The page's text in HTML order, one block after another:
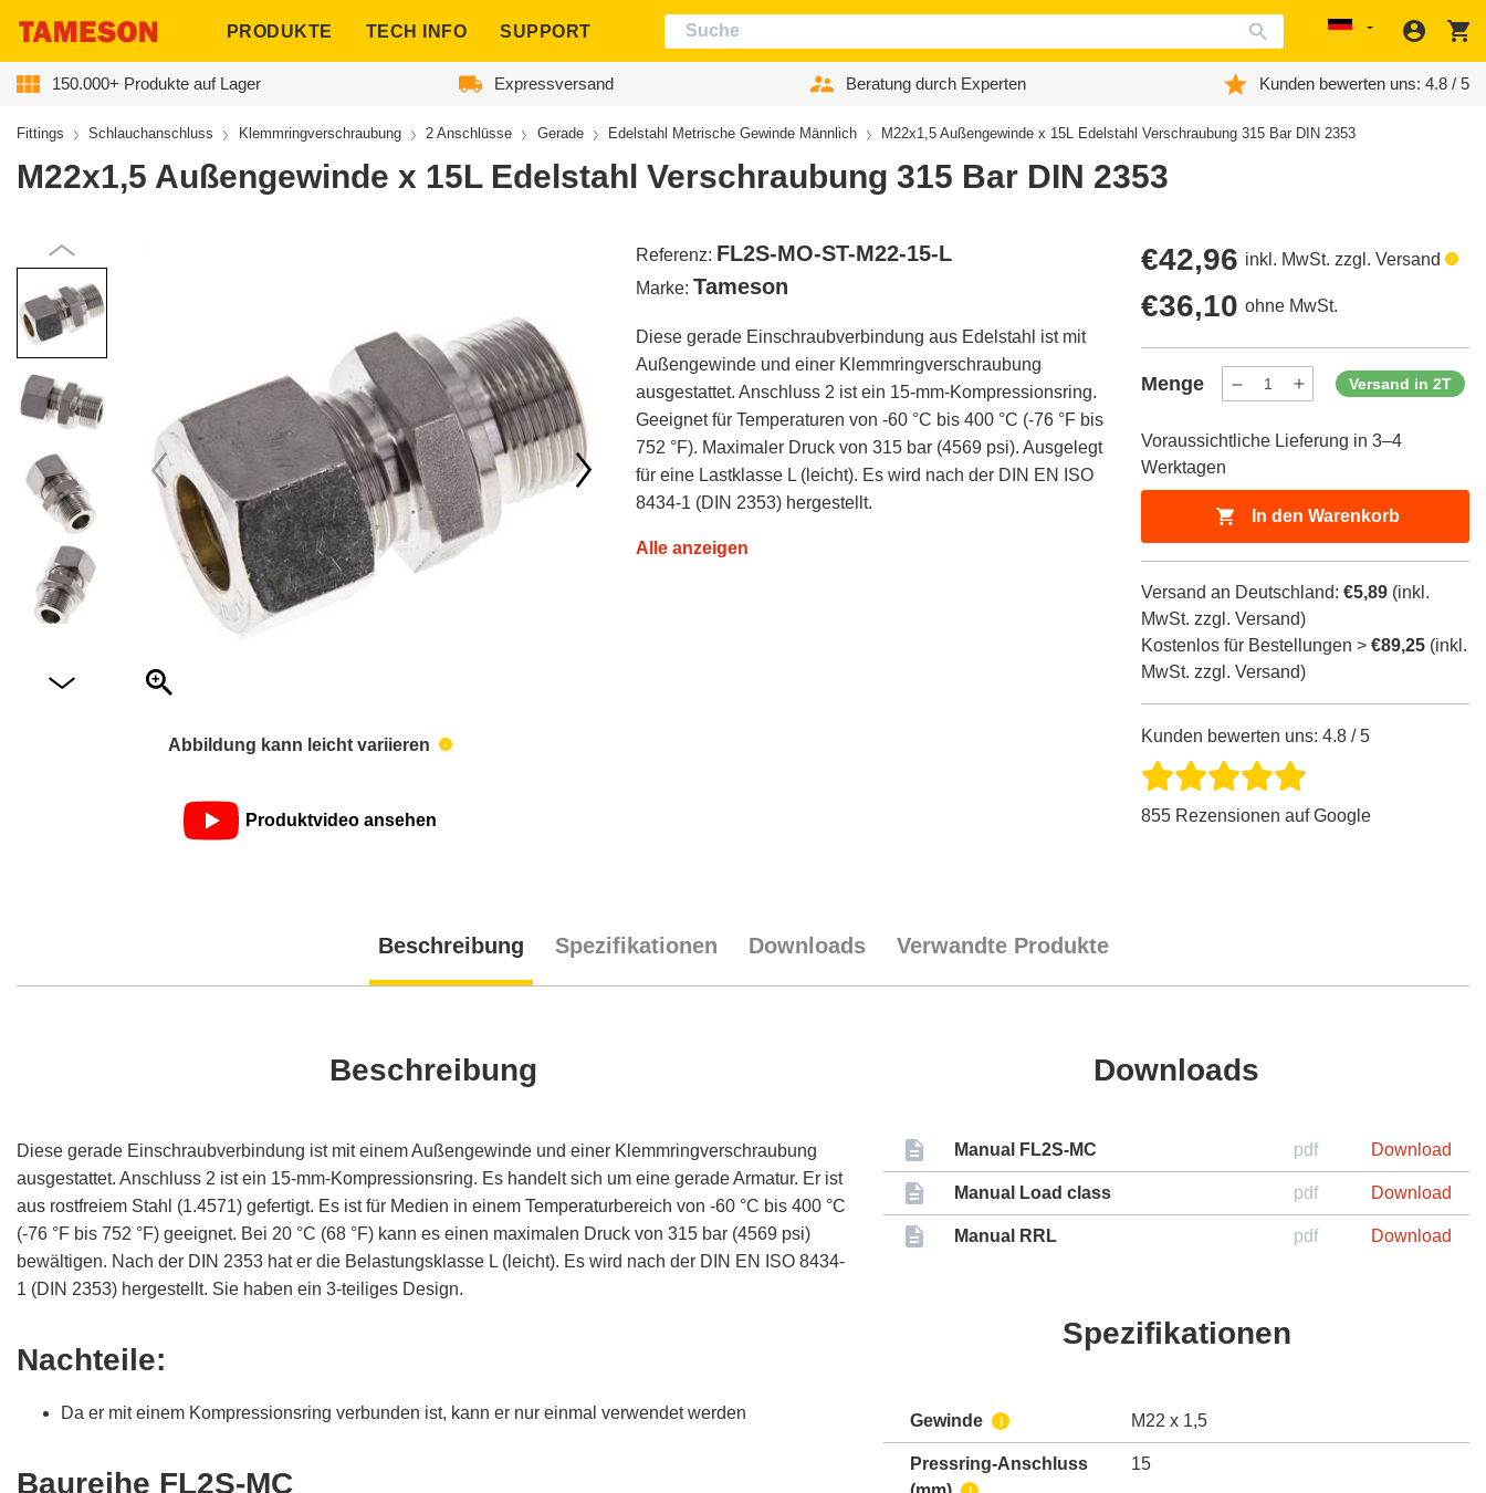
PRODUKTE TECH INFO SUPPORT Localization
150.000+ Produkte auf Lager Expressversand Beratung durch Experten Kunden bewerten uns: 4.8 / 5
Fittings Schlauchanschluss Klemmringverschraubung 2 Anschlüsse Gerade Edelstahl Metrische Gewinde Männlich M22x1,5 Außengewinde x 15L Edelstahl Verschraubung 315 Bar DIN 2353
M22x1,5 Außengewinde x 15L Edelstahl Verschraubung 315 Bar DIN 2353
Abbildung kann leicht variieren
Produktvideo ansehen
Referenz: FL2S-MO-ST-M22-15-L
Marke: Tameson
Diese gerade Einschraubverbindung aus Edelstahl ist mit
Außengewinde und einer Klemmringverschraubung
ausgestattet. Anschluss 2 ist ein 15-mm-Kompressionsring.
Geeignet für Temperaturen von -60 °C bis 400 °C (-76 °F bis
752 °F). Maximaler Druck von 315 bar (4569 psi). Ausgelegt
für eine Lastklasse L (leicht). Es wird nach der DIN EN ISO
8434-1 (DIN 2353) hergestellt.
Alle anzeigen
Regulärer
Preis
€42,96 inkl. MwSt. zzgl. Versand
Regulärer
Preis
€36,10 ohne MwSt.
Menge
Menge
ProductDrop
Menge
ProductDrop
Versand in 2T
Voraussichtliche Lieferung in 3–4
Werktagen
In den Warenkorb
Versand an Deutschland:€5,89 (inkl.
MwSt. zzgl. Versand)
Kostenlos für Bestellungen >€89,25 (inkl.
MwSt. zzgl. Versand)
Kunden bewerten uns: 4.8 / 5
855 Rezensionen auf Google
Beschreibung Spezifikationen Downloads Verwandte Produkte
Beschreibung
Diese gerade Einschraubverbindung ist mit einem Außengewinde und einer Klemmringverschraubung
ausgestattet. Anschluss 2 ist ein 15-mm-Kompressionsring. Es handelt sich um eine gerade Armatur. Er ist
aus rostfreiem Stahl (1.4571) gefertigt. Es ist für Medien in einem Temperaturbereich von -60 °C bis 400 °C
(-76 °F bis 752 °F) geeignet. Bei 20 °C (68 °F) kann es einen maximalen Druck von 315 bar (4569 psi)
bewältigen. Nach der DIN 2353 hat er die Belastungsklasse L (leicht). Es wird nach der DIN EN ISO 8434-
1 (DIN 2353) hergestellt. Sie haben ein 3-teiliges Design.
Nachteile:
Da er mit einem Kompressionsring verbunden ist, kann er nur einmal verwendet werden
Baureihe FL2S-MC
Downloads
Manual FL2S-MC pdf Download
Manual Load class pdf Download
Manual RRL pdf Download
Spezifikationen
Gewinde i M22 x 1,5
Pressring-Anschluss
15